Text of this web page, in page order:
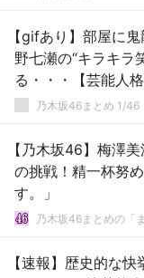
【gifあり】部屋に
野七瀬の“キラキラ
る・・・【芸能人
乃木坂46まとめ 1/46
【乃木坂46】梅澤
の挑戦！精一杯努
す。」
乃木坂46まとめの「ま
【速報】歴史的な